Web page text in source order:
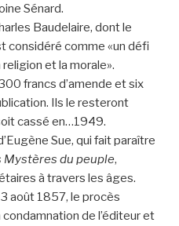
Sénard.
Baudelaire, dont le
considéré comme «un défi
et la morale».
francs d’amende et six
Ils le resteront
cassé en…1949.
Sue, qui fait paraître
Mystères du peuple,
à travers les âges.
août 1857, le procès
de l’éditeur et